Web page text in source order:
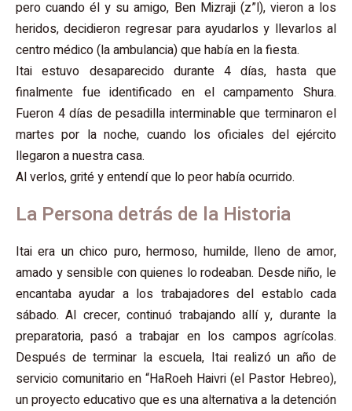
pero cuando él y su amigo, Ben Mizraji (z”l), vieron a los
heridos, decidieron regresar para ayudarlos y llevarlos al
centro médico (la ambulancia) que había en la fiesta.
Itai estuvo desaparecido durante 4 días, hasta que
finalmente fue identificado en el campamento Shura.
Fueron 4 días de pesadilla interminable que terminaron el
martes por la noche, cuando los oficiales del ejército
llegaron a nuestra casa.
Al verlos, grité y entendí que lo peor había ocurrido.
La Persona detrás de la Historia
Itai era un chico puro, hermoso, humilde, lleno de amor,
amado y sensible con quienes lo rodeaban. Desde niño, le
encantaba ayudar a los trabajadores del establo cada
sábado. Al crecer, continuó trabajando allí y, durante la
preparatoria, pasó a trabajar en los campos agrícolas.
Después de terminar la escuela, Itai realizó un año de
servicio comunitario en “HaRoeh Haivri (el Pastor Hebreo),
un proyecto educativo que es una alternativa a la detención